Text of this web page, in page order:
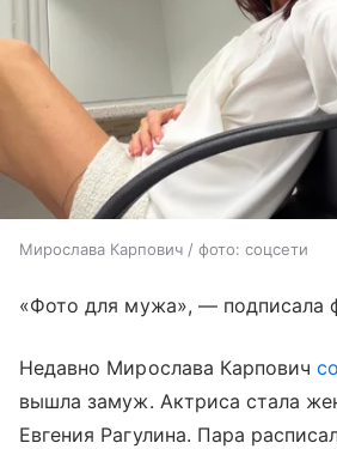
Мирослава Карпович / фото: соцсети
«Фото для мужа», — подписала
Недавно Мирослава Карпович
вышла замуж. Актриса стала
Евгения Рагулина. Пара